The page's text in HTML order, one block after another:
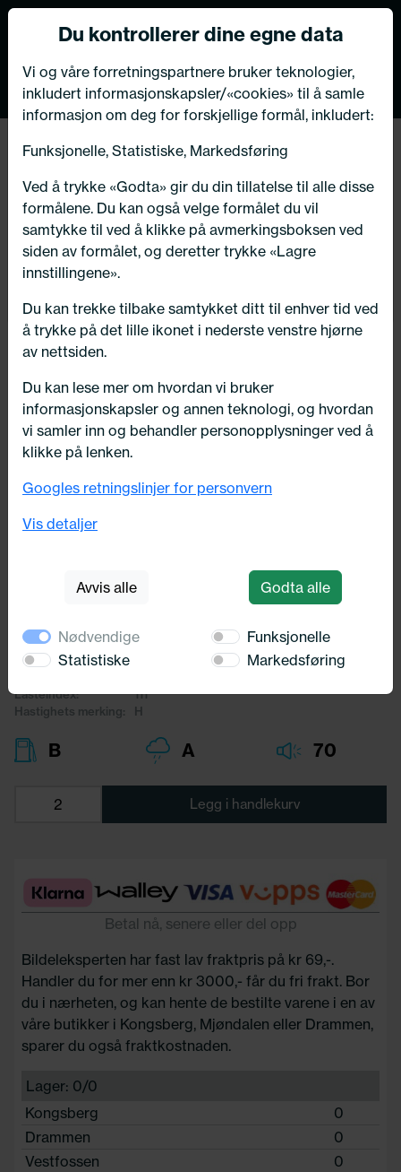
Tilbake
Utsolgt
245/65X17 Michelin LATITUDE
Bredde:
245,00
Profil:
Lasteindex:
111
Hastighets merking:
H
B A 70
Legg i handlekurv
Betal nå, senere eller del opp
Bildeleksperten har fast lav fraktpris på kr 69,-.
Handler du for mer enn kr 3000,- får du fri frakt. Bor
du i nærheten, og kan hente de bestilte varene i en av
våre butikker i Kongsberg, Mjøndalen eller Drammen,
sparer du også fraktkostnaden.
Lager: 0/0
Kongsberg
0
Drammen
0
Vestfossen
0
VIKTIG MELDING TIL VÅRE KUNDER
Bildeleksperten har flyttet
Velkommen til oss på vår nye adresse:
Numedalsvegen 76, 3617 Kongsberg
Du kontrollerer dine egne data
Vi og våre forretningspartnere bruker teknologier,
inkludert informasjonskapsler/«cookies» til å samle
informasjon om deg for forskjellige formål, inkludert:
Funksjonelle, Statistiske, Markedsføring
Ved å trykke «Godta» gir du din tillatelse til alle disse
formålene. Du kan også velge formålet du vil
samtykke til ved å klikke på avmerkingsboksen ved
siden av formålet, og deretter trykke «Lagre
innstillingene».
Du kan trekke tilbake samtykket ditt til enhver tid ved
å trykke på det lille ikonet i nederste venstre hjørne
av nettsiden.
Du kan lese mer om hvordan vi bruker
informasjonskapsler og annen teknologi, og hvordan
vi samler inn og behandler personopplysninger ved å
klikke på lenken.
Googles retningslinjer for personvern
Vis detaljer
Avvis alle Godta alle
Nødvendige
Funksjonelle
Statistiske
Markedsføring